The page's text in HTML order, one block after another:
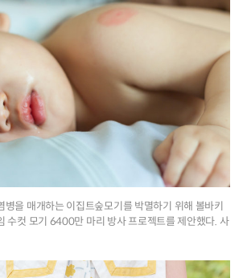
병을 매개하는 이집트숲모기를 박멸하기 위해 볼바키
수컷 모기 6400만 마리 방사 프로젝트를 제안했다. 사